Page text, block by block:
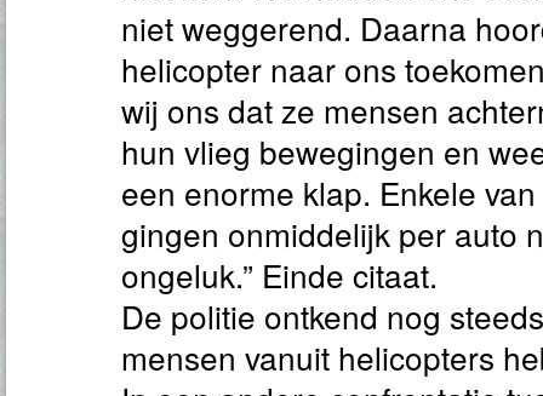
niet weggerend. Daarna
helicopter naar ons
wij ons dat ze mensen
hun vlieg bewegingen en
een enorme klap. Enkele
gingen onmiddelijk per auto
ongeluk.” Einde citaat.
De politie ontkend nog
mensen vanuit helicopters